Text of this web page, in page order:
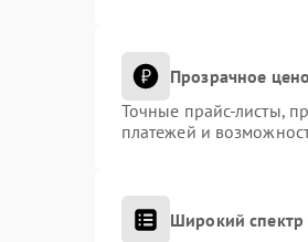
Прозрачное
Точные прайс-листы,
платежей и
Широкий спектр